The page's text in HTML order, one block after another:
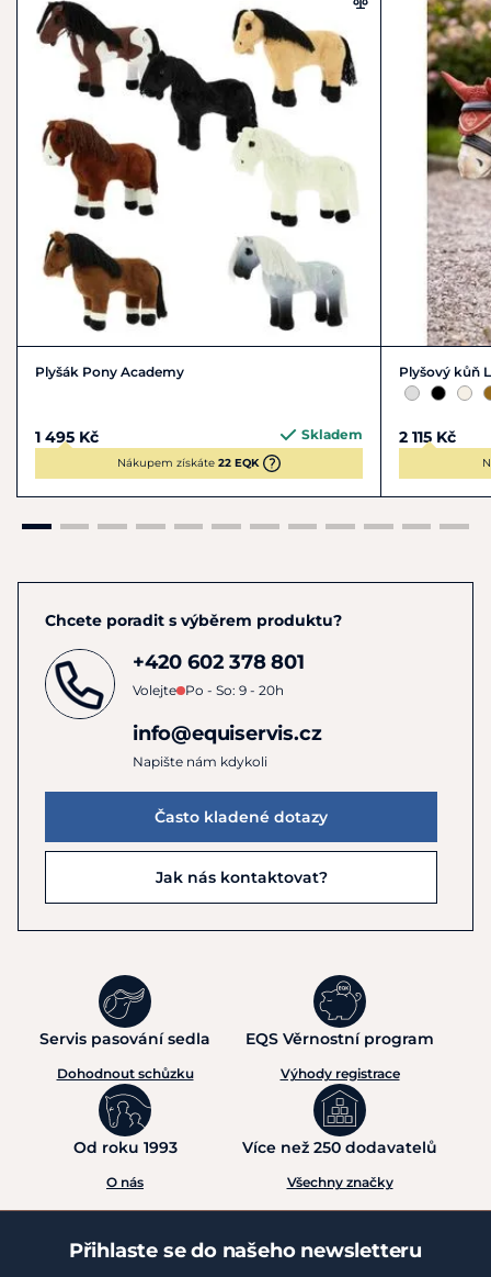
info@lemieux.com
Plyšák Pony Academy
1 495 Kč Skladem
Nákupem získáte 22 EQK
Plyšový kůň
2 115 Kč
Chcete poradit s výběrem produktu?
+420 602 378 801
Volejte Po - So: 9 - 20h
info@equiservis.cz
Napište nám kdykoli
Často kladené dotazy
Jak nás kontaktovat?
Servis pasování sedla
Dohodnout schůzku
EQS Věrnostní program
Výhody registrace
Od roku 1993
O nás
Více než 250 dodavatelů
Všechny značky
Přihlaste se do našeho newsletteru